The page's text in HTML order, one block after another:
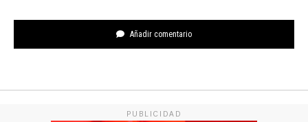
Añadir comentario
PUBLICIDAD